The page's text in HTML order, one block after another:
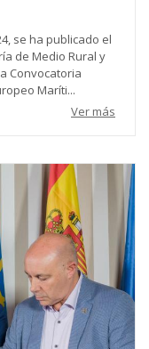
se ha publicado el
de Medio Rural y
Convocatoria
Maríti...
Ver más